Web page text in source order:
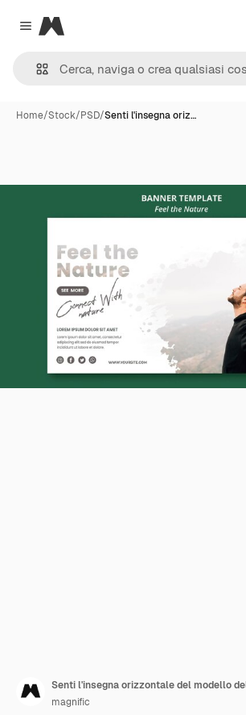
Close menu
Magnific
Home/Stock/PSD/Senti l'insegna oriz…
Senti l'insegna orizzontale del modello
magnific